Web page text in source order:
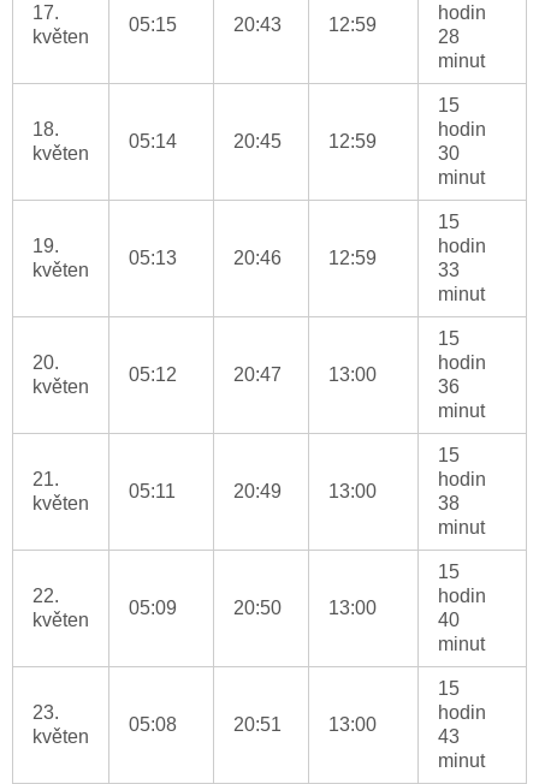
17.
květen
05:15 20:43 12:59
hodin
28
minut
18.
květen
05:14 20:45 12:59
15
hodin
30
minut
19.
květen
05:13 20:46 12:59
15
hodin
33
minut
20.
květen
05:12 20:47 13:00
15
hodin
36
minut
21.
květen
05:11 20:49 13:00
15
hodin
38
minut
22.
květen
05:09 20:50 13:00
15
hodin
40
minut
23.
květen
05:08 20:51 13:00
15
hodin
43
minut